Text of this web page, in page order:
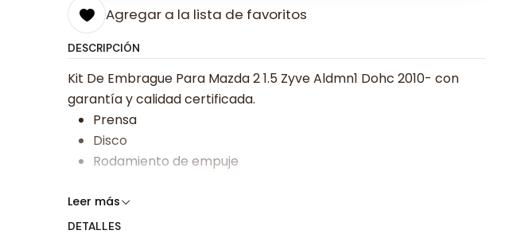
Agregar a la lista de favoritos
DESCRIPCIÓN
Kit De Embrague Para Mazda 2 1.5 Zyve Aldmn1 Dohc 2010- con
garantía y calidad certificada.
Prensa
Disco
Rodamiento de empuje
Somos especialistas en embragues desde 2019, ofreciendo precios
Leer más
DETALLES